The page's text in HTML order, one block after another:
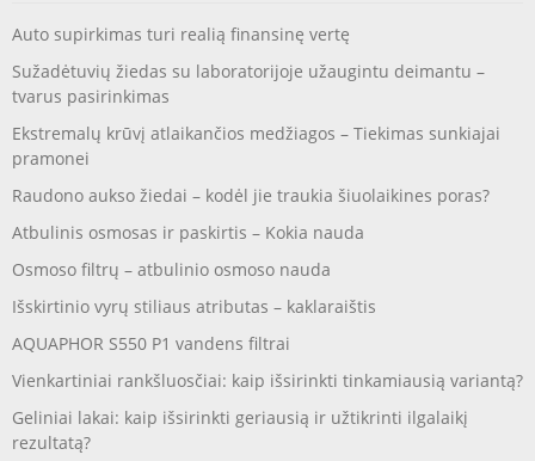
Auto supirkimas turi realią finansinę vertę
Sužadėtuvių žiedas su laboratorijoje užaugintu deimantu –
tvarus pasirinkimas
Ekstremalų krūvį atlaikančios medžiagos – Tiekimas sunkiajai
pramonei
Raudono aukso žiedai – kodėl jie traukia šiuolaikines poras?
Atbulinis osmosas ir paskirtis – Kokia nauda
Osmoso filtrų – atbulinio osmoso nauda
Išskirtinio vyrų stiliaus atributas – kaklaraištis
AQUAPHOR S550 P1 vandens filtrai
Vienkartiniai rankšluosčiai: kaip išsirinkti tinkamiausią variantą?
Geliniai lakai: kaip išsirinkti geriausią ir užtikrinti ilgalaikį
rezultatą?